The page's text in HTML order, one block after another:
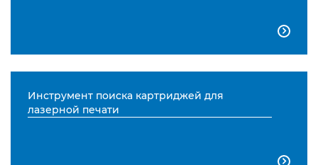

Инструмент поиска картриджей для
лазерной печати
